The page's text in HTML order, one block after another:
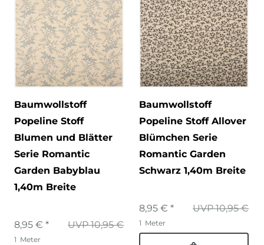
Baumwollstoff
Popeline Stoff
Blumen und Blätter
Serie Romantic
Garden Babyblau
1,40m Breite
UVP 10,95 €
8,95 € *
1 Meter
Baumwollstoff
Popeline Stoff Allover
Blümchen Serie
Romantic Garden
Schwarz 1,40m Breite
UVP 10,95 €
8,95 € *
1 Meter